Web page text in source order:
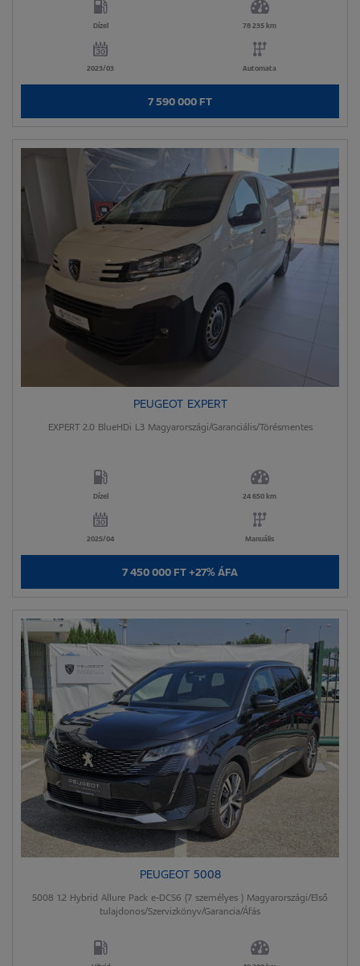
Dízel 78 235 km
2023/03 Automata
7 590 000 FT
PEUGEOT EXPERT
EXPERT 2.0 BlueHDi L3 Magyarországi/Garanciális/Törésmentes
Dízel 24 650 km
2025/04 Manuális
7 450 000 FT +27% ÁFA
PEUGEOT 5008
5008 1.2 Hybrid Allure Pack e-DCS6 (7 személyes ) Magyarországi/Első
tulajdonos/Szervizkönyv/Garancia/Áfás